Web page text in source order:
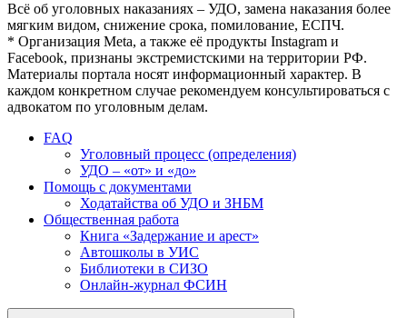
Всё об уголовных наказаниях – УДО, замена наказания более
мягким видом, снижение срока, помилование, ЕСПЧ.
* Организация Meta, а также её продукты Instagram и
Facebook, признаны экстремистскими на территории РФ.
Материалы портала носят информационный характер. В
каждом конкретном случае рекомендуем консультироваться с
адвокатом по уголовным делам.
FAQ
Уголовный процесс (определения)
УДО – «от» и «до»
Помощь с документами
Ходатайства об УДО и ЗНБМ
Общественная работа
Книга «Задержание и арест»
Автошколы в УИС
Библиотеки в СИЗО
Онлайн-журнал ФСИН